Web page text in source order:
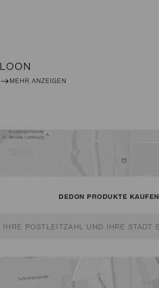
LOON
MEHR ANZEIGEN
DEDON PRODUKTE KAUFEN